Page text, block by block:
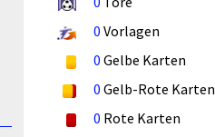
0 Vorlagen
0 Gelbe Karten
0 Gelb-Rote Karten
0 Rote Karten